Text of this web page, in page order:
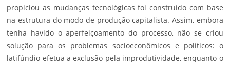
propiciou as mudanças tecnológicas foi construído com base
na estrutura do modo de produção capitalista. Assim, embora
tenha havido o aperfeiçoamento do processo, não se criou
solução para os problemas socioeconômicos e políticos: o
latifúndio efetua a exclusão pela improdutividade, enquanto o